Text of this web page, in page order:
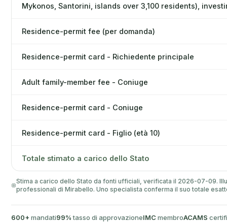
Mykonos, Santorini, islands over 3,100 residents),
Residence-permit fee (per domanda)
Residence-permit card - Richiedente principale
Adult family-member fee - Coniuge
Residence-permit card - Coniuge
Residence-permit card - Figlio (età 10)
Totale stimato a carico dello Stato
Stima a carico dello Stato da fonti ufficiali, verificata il 2026-07-09.
professionali di Mirabello. Uno specialista conferma il suo totale
600+mandati99%tasso di approvazioneIMC membroACAMS